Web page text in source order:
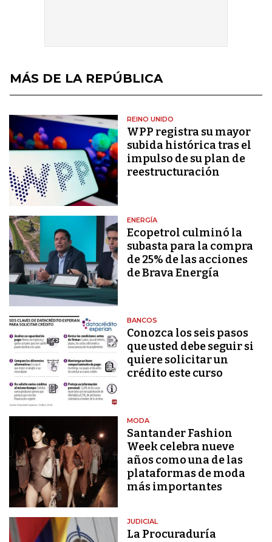
MÁS DE LA REPÚBLICA
REINO UNIDO
WPP registra su mayor
subida histórica tras el
impulso de su plan de
reestructuración
ENERGÍA
Ecopetrol culminó la
subasta para la compra
de 25% de las acciones
de Brava Energía
BANCOS
Conozca los seis pasos
que usted debe seguir si
quiere solicitar un
crédito este curso
MODA
Santander Fashion
Week celebra nueve
años como una de las
plataformas de moda
más importantes
JUDICIAL
La Procuraduría